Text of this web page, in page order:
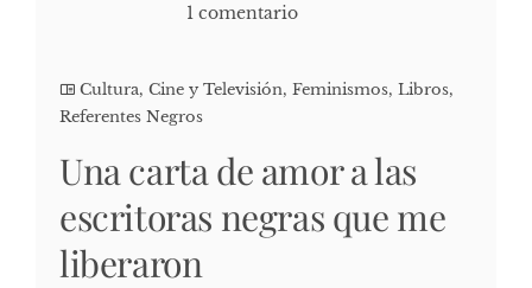
1 comentario
Cultura, Cine y Televisión, Feminismos, Libros,
Referentes Negros
Una carta de amor a las
escritoras negras que me
liberaron